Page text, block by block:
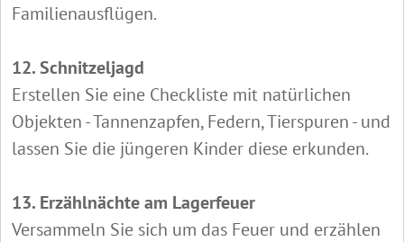
Familienausflügen.
12. Schnitzeljagd
Erstellen Sie eine Checkliste mit natürlichen
Objekten - Tannenzapfen, Federn, Tierspuren - und
lassen Sie die jüngeren Kinder diese erkunden.
13. Erzählnächte am Lagerfeuer
Versammeln Sie sich um das Feuer und erzählen